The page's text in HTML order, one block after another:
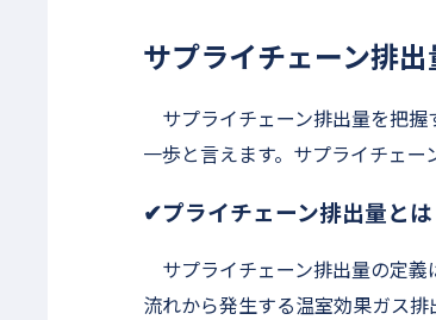
サプライチェーン排
サプライチェーン排出量を把
一歩と言えます。サプライチェー
✔プライチェーン排出量とは
サプライチェーン排出量の定義
流れから発生する温室効果ガス排